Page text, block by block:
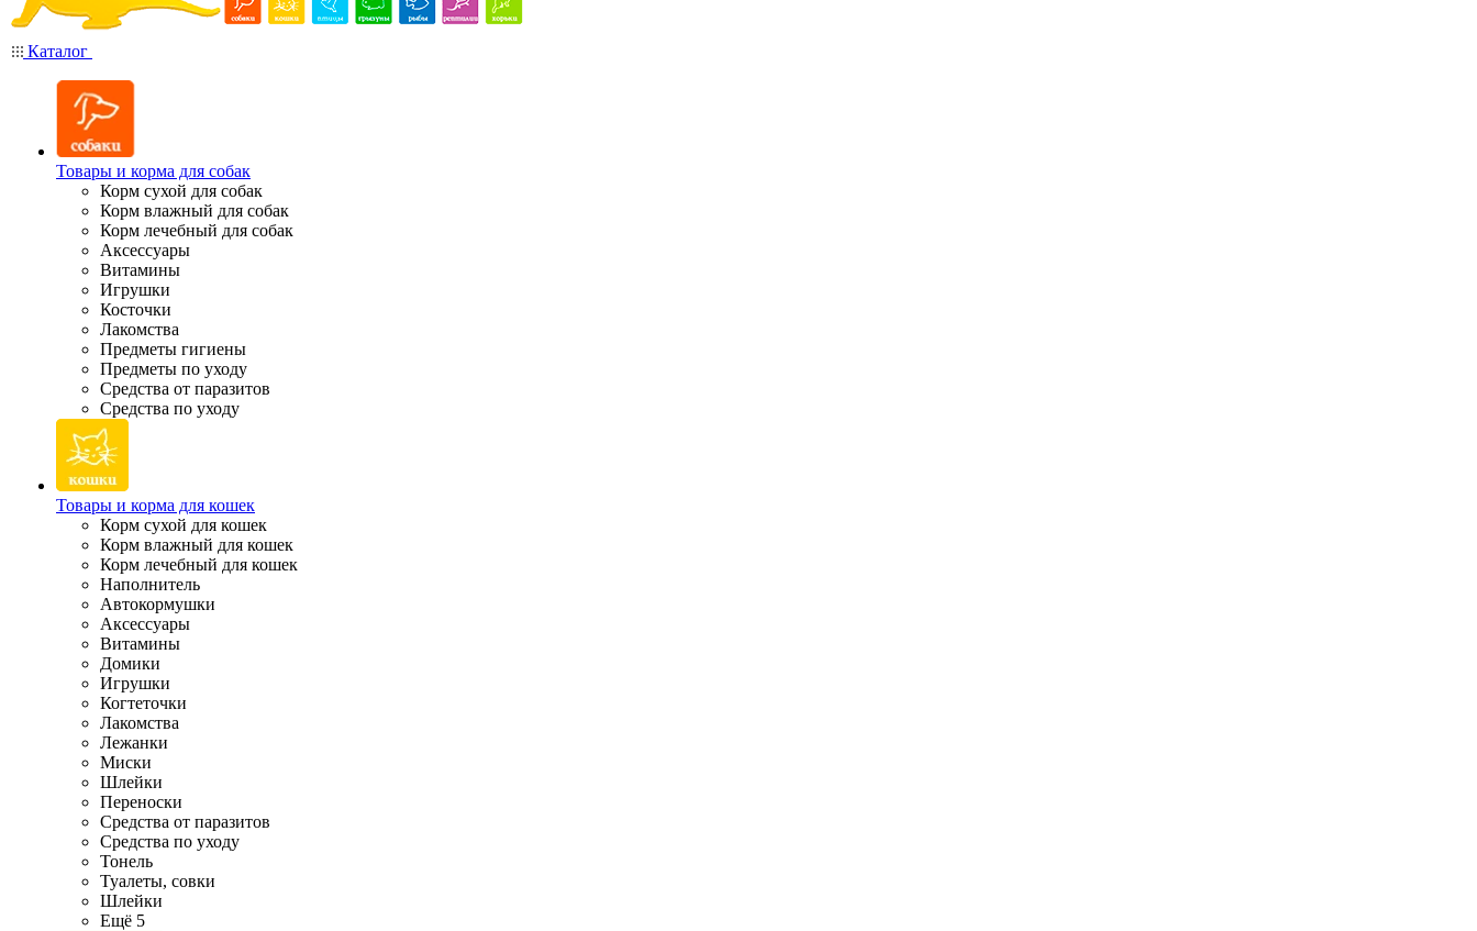
Каталог
Товары и корма для собак
Корм сухой для собак
Корм влажный для собак
Корм лечебный для собак
Аксессуары
Витамины
Игрушки
Косточки
Лакомства
Предметы гигиены
Предметы по уходу
Средства от паразитов
Средства по уходу
Товары и корма для кошек
Корм сухой для кошек
Корм влажный для кошек
Корм лечебный для кошек
Наполнитель
Автокормушки
Аксессуары
Витамины
Домики
Игрушки
Когтеточки
Лакомства
Лежанки
Миски
Шлейки
Переноски
Средства от паразитов
Средства по уходу
Тонель
Туалеты, совки
Шлейки
Ещё 5